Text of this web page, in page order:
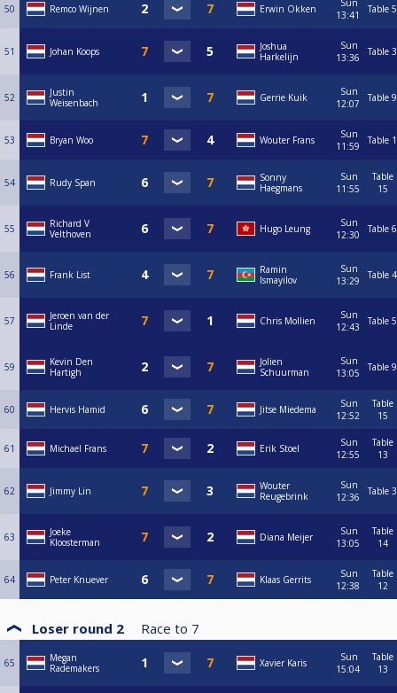
50 Remco Wijnen Erwin Okken
Sun
13:41
Table 5
51 Johan Koops
Joshua
Harkelijn
Sun
13:36
Table 3
52
Justin
Weisenbach
Gerrie Kuik
Sun
12:07
Table 9
53 Bryan Woo Wouter Frans
Sun
11:59
Table 1
54 Rudy Span
Sonny
Haegmans
Sun
11:55
Table
15
55
Richard V
Velthoven
Hugo Leung
Sun
12:30
Table 6
56 Frank List
Ramin
Ismayilov
Sun
13:29
Table 4
57
Jeroen van der
Linde
Chris Mollien
Sun
12:43
Table 5
59
Kevin Den
Hartigh
Jolien
Schuurman
Sun
13:05
Table 9
60 Hervis Hamid Jitse Miedema
Sun
12:52
Table
15
61 Michael Frans Erik Stoel
Sun
12:55
Table
13
62 Jimmy Lin
Wouter
Reugebrink
Sun
12:36
Table 3
63
Joeke
Kloosterman
Diana Meijer
Sun
13:05
Table
14
64 Peter Knuever Klaas Gerrits
Sun
12:38
Table
12
Loser round 2 Race to 7
65
Megan
Rademakers
Xavier Karis
Sun
15:04
Table
13